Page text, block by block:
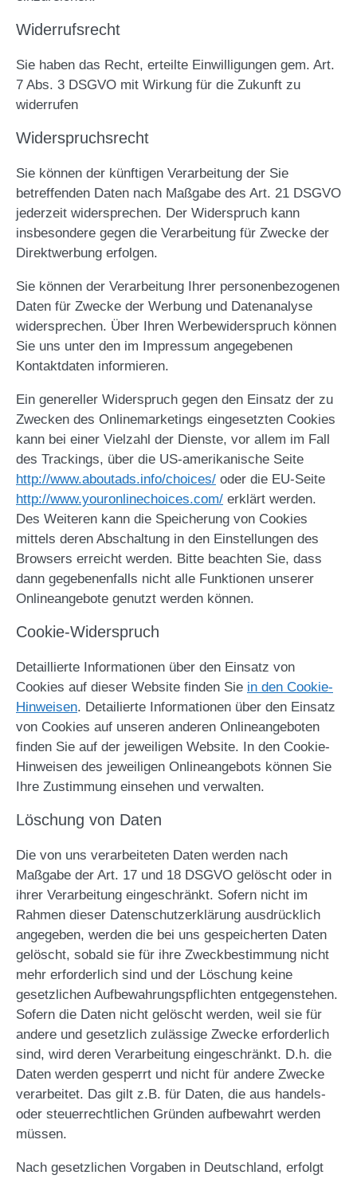
Widerrufsrecht
Sie haben das Recht, erteilte Einwilligungen gem. Art.
7 Abs. 3 DSGVO mit Wirkung für die Zukunft zu
widerrufen
Widerspruchsrecht
Sie können der künftigen Verarbeitung der Sie
betreffenden Daten nach Maßgabe des Art. 21 DSGVO
jederzeit widersprechen. Der Widerspruch kann
insbesondere gegen die Verarbeitung für Zwecke der
Direktwerbung erfolgen.
Sie können der Verarbeitung Ihrer personenbezogenen
Daten für Zwecke der Werbung und Datenanalyse
widersprechen. Über Ihren Werbewiderspruch können
Sie uns unter den im Impressum angegebenen
Kontaktdaten informieren.
Ein genereller Widerspruch gegen den Einsatz der zu
Zwecken des Onlinemarketings eingesetzten Cookies
kann bei einer Vielzahl der Dienste, vor allem im Fall
des Trackings, über die US-amerikanische Seite
http://www.aboutads.info/choices/ oder die EU-Seite
http://www.youronlinechoices.com/ erklärt werden.
Des Weiteren kann die Speicherung von Cookies
mittels deren Abschaltung in den Einstellungen des
Browsers erreicht werden. Bitte beachten Sie, dass
dann gegebenenfalls nicht alle Funktionen unserer
Onlineangebote genutzt werden können.
Cookie-Widerspruch
Detaillierte Informationen über den Einsatz von
Cookies auf dieser Website finden Sie in den Cookie-
Hinweisen. Detailierte Informationen über den Einsatz
von Cookies auf unseren anderen Onlineangeboten
finden Sie auf der jeweiligen Website. In den Cookie-
Hinweisen des jeweiligen Onlineangebots können Sie
Ihre Zustimmung einsehen und verwalten.
Löschung von Daten
Die von uns verarbeiteten Daten werden nach
Maßgabe der Art. 17 und 18 DSGVO gelöscht oder in
ihrer Verarbeitung eingeschränkt. Sofern nicht im
Rahmen dieser Datenschutzerklärung ausdrücklich
angegeben, werden die bei uns gespeicherten Daten
gelöscht, sobald sie für ihre Zweckbestimmung nicht
mehr erforderlich sind und der Löschung keine
gesetzlichen Aufbewahrungspflichten entgegenstehen.
Sofern die Daten nicht gelöscht werden, weil sie für
andere und gesetzlich zulässige Zwecke erforderlich
sind, wird deren Verarbeitung eingeschränkt. D.h. die
Daten werden gesperrt und nicht für andere Zwecke
verarbeitet. Das gilt z.B. für Daten, die aus handels-
oder steuerrechtlichen Gründen aufbewahrt werden
müssen.
Nach gesetzlichen Vorgaben in Deutschland, erfolgt